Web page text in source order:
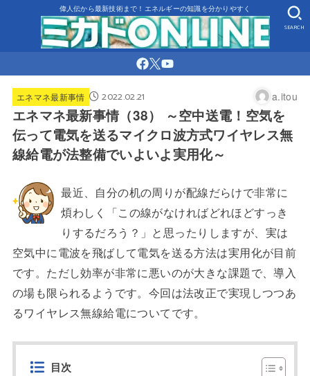
偉人伝から最新技術まで！エネルギーの知識を分かりやすく
SEARCH
エネマネ最新事情 2022.02.21 a.itou
エネマネ最新事情（38） ～空中送電！空気を
伝って電気を送るマイクロ波方式ワイヤレス無
線給電が法整備でいよいよ実用化～
最近、自分の机の周りが配線だらけで非常に
煩わしく「この線がなければどれほどすっき
りするだろう？」と思ったりしますが、実は
空気中に電波を飛ばして電気を送る方法は実用化が目前
です。ただし効率が非常に悪いのが大きな課題で、導入
の場も限られるようです。今回は法改正で実現しつつあ
るワイヤレス無線給電についてです。
目次